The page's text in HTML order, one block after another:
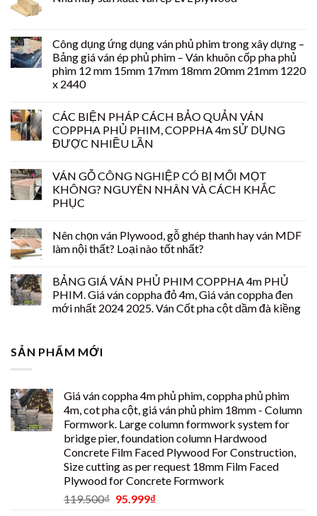
Công dụng ứng dụng ván phủ phim trong xây dựng –
Bảng giá ván ép phủ phim – Ván khuôn cốp pha phủ
phim 12 mm 15mm 17mm 18mm 20mm 21mm 1220
x 2440
CÁC BIỆN PHÁP CÁCH BẢO QUẢN VÁN
COPPHA PHỦ PHIM, COPPHA 4m SỬ DỤNG
ĐƯỢC NHIỀU LẦN
VÁN GỖ CÔNG NGHIỆP CÓ BỊ MỐI MỌT
KHÔNG? NGUYÊN NHÂN VÀ CÁCH KHẮC
PHỤC
Nên chọn ván Plywood, gỗ ghép thanh hay ván MDF
làm nội thất? Loại nào tốt nhất?
BẢNG GIÁ VÁN PHỦ PHIM COPPHA 4m PHỦ
PHIM. Giá ván coppha đỏ 4m, Giá ván coppha đen
mới nhất 2024 2025. Ván Cốt pha cột dầm đà kiềng
SẢN PHẨM MỚI
Giá ván coppha 4m phủ phim, coppha phủ phim
4m, cot pha cột, giá ván phủ phim 18mm - Column
Formwork. Large column formwork system for
bridge pier, foundation column Hardwood
Concrete Film Faced Plywood For Construction,
Size cutting as per request 18mm Film Faced
Plywood for Concrete Formwork
119.500₫ 95.999₫